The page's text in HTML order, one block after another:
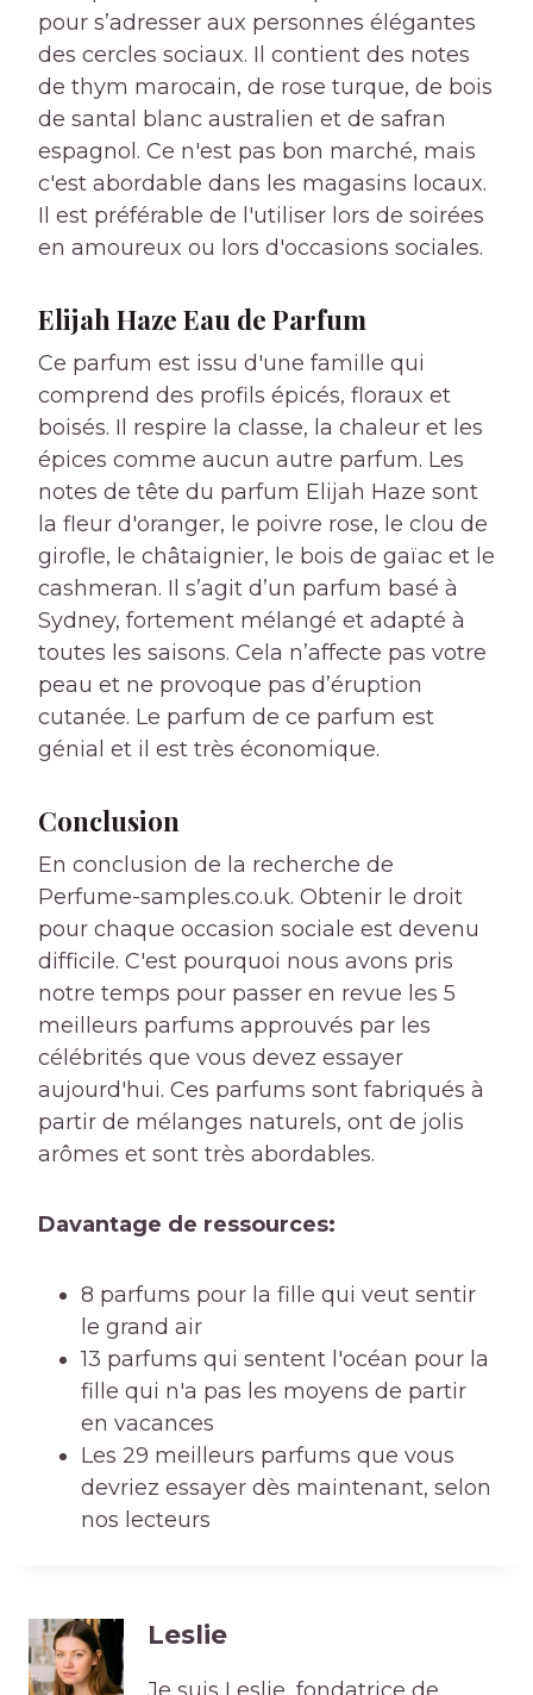
pour s’adresser aux personnes élégantes
des cercles sociaux. Il contient des notes
de thym marocain, de rose turque, de bois
de santal blanc australien et de safran
espagnol. Ce n'est pas bon marché, mais
c'est abordable dans les magasins locaux.
Il est préférable de l'utiliser lors de soirées
en amoureux ou lors d'occasions sociales.
Elijah Haze Eau de Parfum
Ce parfum est issu d'une famille qui
comprend des profils épicés, floraux et
boisés. Il respire la classe, la chaleur et les
épices comme aucun autre parfum. Les
notes de tête du parfum Elijah Haze sont
la fleur d'oranger, le poivre rose, le clou de
girofle, le châtaignier, le bois de gaïac et le
cashmeran. Il s’agit d’un parfum basé à
Sydney, fortement mélangé et adapté à
toutes les saisons. Cela n’affecte pas votre
peau et ne provoque pas d’éruption
cutanée. Le parfum de ce parfum est
génial et il est très économique.
Conclusion
En conclusion de la recherche de
Perfume-samples.co.uk. Obtenir le droit
pour chaque occasion sociale est devenu
difficile. C'est pourquoi nous avons pris
notre temps pour passer en revue les 5
meilleurs parfums approuvés par les
célébrités que vous devez essayer
aujourd'hui. Ces parfums sont fabriqués à
partir de mélanges naturels, ont de jolis
arômes et sont très abordables.
Davantage de ressources:
8 parfums pour la fille qui veut sentir
le grand air
13 parfums qui sentent l'océan pour la
fille qui n'a pas les moyens de partir
en vacances
Les 29 meilleurs parfums que vous
devriez essayer dès maintenant, selon
nos lecteurs
Leslie